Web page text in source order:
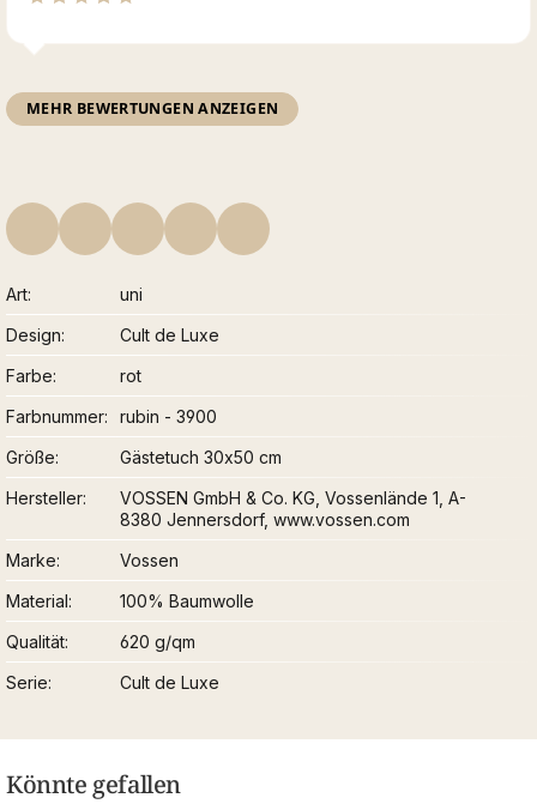
MEHR BEWERTUNGEN ANZEIGEN
Art
uni
Design
Cult de Luxe
Farbe
rot
Farbnummer
rubin - 3900
Größe
Gästetuch 30x50 cm
Hersteller
VOSSEN GmbH & Co. KG, Vossenlände 1, A-
8380 Jennersdorf, www.vossen.com
Marke
Vossen
Material
100% Baumwolle
Qualität
620 g/qm
Serie
Cult de Luxe
Könnte gefallen